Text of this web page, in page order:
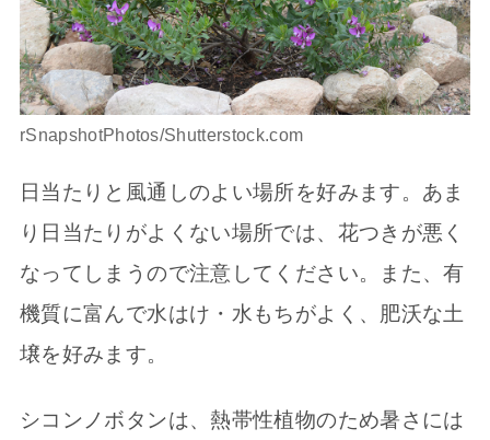
rSnapshotPhotos/Shutterstock.com
日当たりと風通しのよい場所を好みます。あま
り日当たりがよくない場所では、花つきが悪く
なってしまうので注意してください。また、有
機質に富んで水はけ・水もちがよく、肥沃な土
壌を好みます。
シコンノボタンは、熱帯性植物のため暑さには